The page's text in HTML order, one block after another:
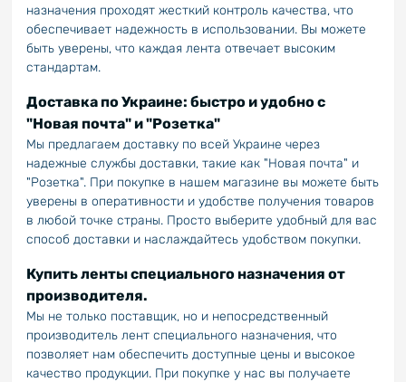
назначения проходят жесткий контроль качества, что
обеспечивает надежность в использовании. Вы можете
быть уверены, что каждая лента отвечает высоким
стандартам.
Доставка по Украине: быстро и удобно с
"Новая почта" и "Розетка"
Мы предлагаем доставку по всей Украине через
надежные службы доставки, такие как "Новая почта" и
"Розетка". При покупке в нашем магазине вы можете быть
уверены в оперативности и удобстве получения товаров
в любой точке страны. Просто выберите удобный для вас
способ доставки и наслаждайтесь удобством покупки.
Купить ленты специального назначения от
производителя.
Мы не только поставщик, но и непосредственный
производитель лент специального назначения, что
позволяет нам обеспечить доступные цены и высокое
качество продукции. При покупке у нас вы получаете